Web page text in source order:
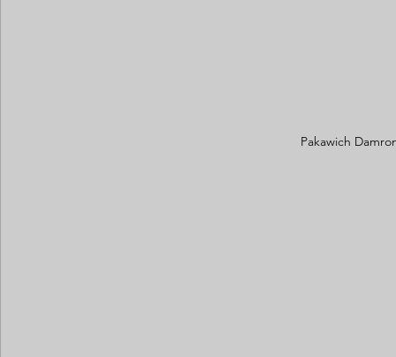
Pakawich